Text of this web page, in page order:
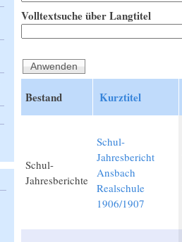
Volltextsuche über Langtitel
Bestand Kurztitel
Schul-
Jahresberichte
Schul-
Jahresbericht
Ansbach
Realschule
1906/1907